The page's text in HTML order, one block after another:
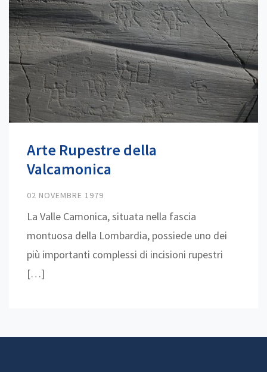
Arte Rupestre della
Valcamonica
02 NOVEMBRE 1979
La Valle Camonica, situata nella fascia
montuosa della Lombardia, possiede uno dei
più importanti complessi di incisioni rupestri
[…]